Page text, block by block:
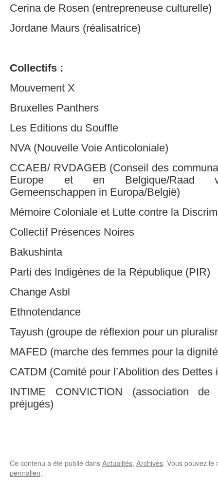
Cerina de Rosen (entrepreneuse culturelle)
Jordane Maurs (réalisatrice)
Collectifs :
Mouvement X
Bruxelles Panthers
Les Editions du Souffle
NVA (Nouvelle Voie Anticoloniale)
CCAEB/ RVDAGEB (Conseil des
Europe et en Belgique/Raad
Gemeenschappen in Europa/België)
Mémoire Coloniale et Lutte contre la
Collectif Présences Noires
Bakushinta
Parti des Indigènes de la République (PIR)
Change Asbl
Ethnotendance
Tayush (groupe de réflexion pour un
MAFED (marche des femmes pour la
CATDM (Comité pour l’Abolition des Dettes
INTIME CONVICTION (association
préjugés)
Ce contenu a été publié dansActualités, Archives. Vous pouvez
permalien.